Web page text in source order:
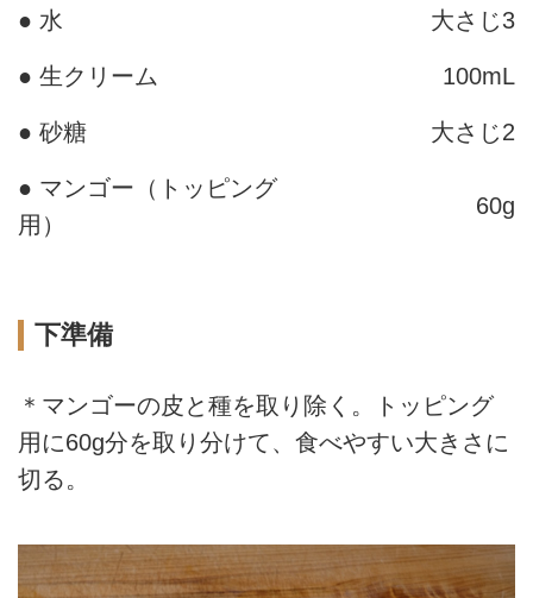
● 水 大さじ3
● 生クリーム 100mL
● 砂糖 大さじ2
● マンゴー（トッピング
用）
60g
下準備
＊マンゴーの皮と種を取り除く。トッピング
用に60g分を取り分けて、食べやすい大きさに
切る。